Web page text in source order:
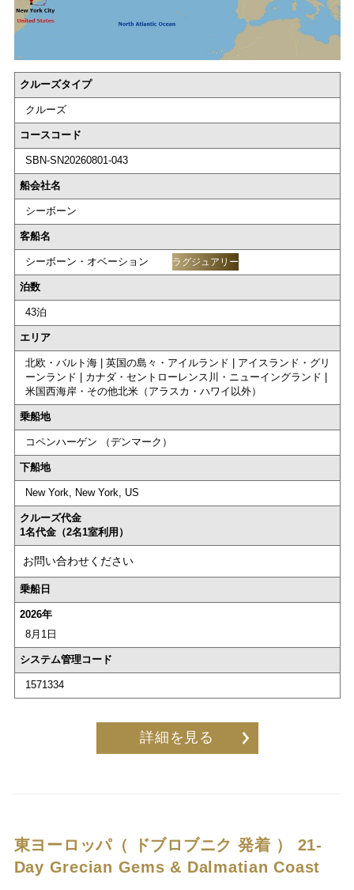
クルーズタイプ
クルーズ
コースコード
SBN-SN20260801-043
船会社名
シーボーン
客船名
シーボーン・オベーション ラグジュアリー
泊数
43泊
エリア
北欧・バルト海 | 英国の島々・アイルランド | アイスランド・グリ
ーンランド | カナダ・セントローレンス川・ニューイングランド |
米国西海岸・その他北米（アラスカ・ハワイ以外）
乗船地
コペンハーゲン （デンマーク）
下船地
New York, New York, US
クルーズ代金
1名代金（2名1室利用）
お問い合わせください
乗船日
2026年
8月1日
システム管理コード
1571334
詳細を見る
東ヨーロッパ（ ドブロブニク 発着 ） 21-
Day Grecian Gems & Dalmatian Coast